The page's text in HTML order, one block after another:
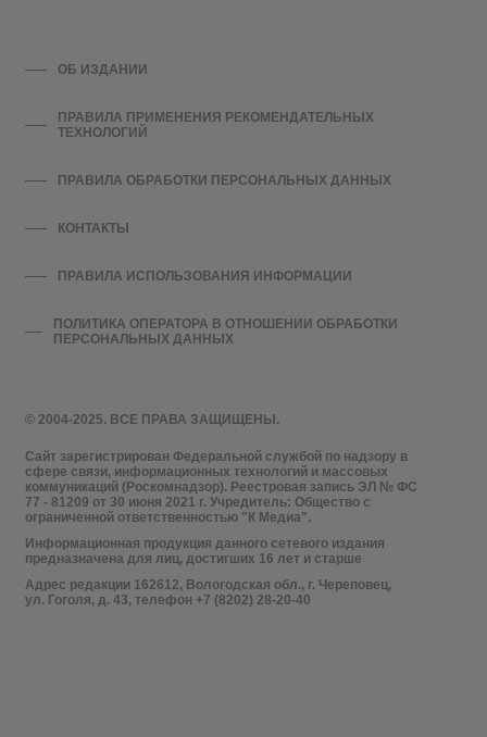
© 2004-2025. ВСЕ ПРАВА ЗАЩИЩЕНЫ.
Сайт зарегистрирован Федеральной службой по надзору в
сфере связи, информационных технологий и массовых
коммуникаций (Роскомнадзор). Реестровая запись ЭЛ № ФС
77 - 81209 от 30 июня 2021 г. Учредитель: Общество с
ограниченной ответственностью "К Медиа".
Информационная продукция данного сетевого издания
предназначена для лиц, достигших 16 лет и старше
Адрес редакции 162612, Вологодская обл., г. Череповец,
ул. Гоголя, д. 43, телефон +7 (8202) 28-20-40
ОБ ИЗДАНИИ
ПРАВИЛА ПРИМЕНЕНИЯ РЕКОМЕНДАТЕЛЬНЫХ
ТЕХНОЛОГИЙ
ПРАВИЛА ОБРАБОТКИ ПЕРСОНАЛЬНЫХ ДАННЫХ
КОНТАКТЫ
ПРАВИЛА ИСПОЛЬЗОВАНИЯ ИНФОРМАЦИИ
ПОЛИТИКА ОПЕРАТОРА В ОТНОШЕНИИ ОБРАБОТКИ
ПЕРСОНАЛЬНЫХ ДАННЫХ